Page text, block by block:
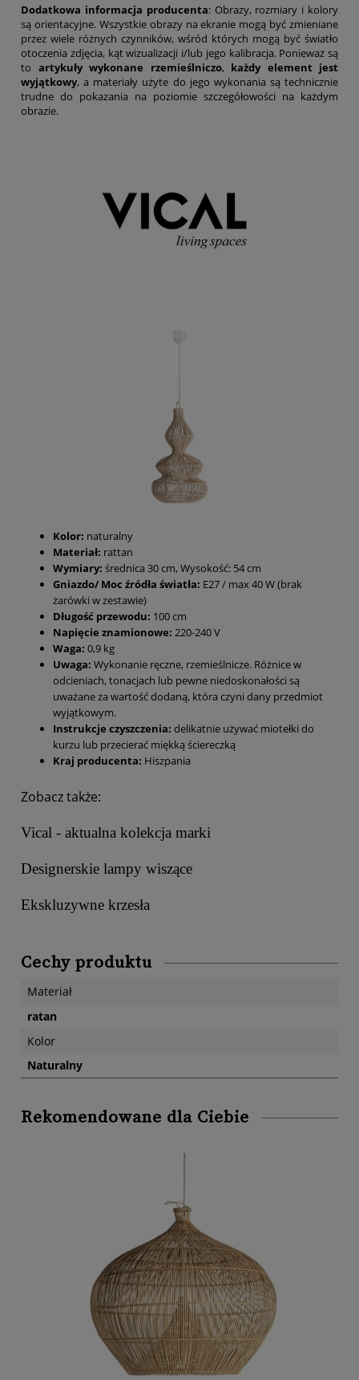
Dodatkowa informacja producenta: Obrazy, rozmiary i kolory
są orientacyjne. Wszystkie obrazy na ekranie mogą być zmieniane
przez wiele różnych czynników, wśród których mogą być światło
otoczenia zdjęcia, kąt wizualizacji i/lub jego kalibracja. Ponieważ są
to artykuły wykonane rzemieślniczo, każdy element jest
wyjątkowy, a materiały użyte do jego wykonania są technicznie
trudne do pokazania na poziomie szczegółowości na każdym
obrazie.
Kolor: naturalny
Materiał: rattan
Wymiary: średnica 30 cm, Wysokość: 54 cm
Gniazdo/ Moc źródła światła: E27 / max 40 W (brak
żarówki w zestawie)
Długość przewodu: 100 cm
Napięcie znamionowe: 220-240 V
Waga: 0,9 kg
Uwaga: Wykonanie ręczne, rzemieślnicze. Różnice w
odcieniach, tonacjach lub pewne niedoskonałości są
uważane za wartość dodaną, która czyni dany przedmiot
wyjątkowym.
Instrukcje czyszczenia: delikatnie używać miotełki do
kurzu lub przecierać miękką ściereczką
Kraj producenta: Hiszpania
Zobacz także:
Vical - aktualna kolekcja marki
Designerskie lampy wiszące
Ekskluzywne krzesła
Cechy produktu
Materiał
ratan
Kolor
Naturalny
Rekomendowane dla Ciebie